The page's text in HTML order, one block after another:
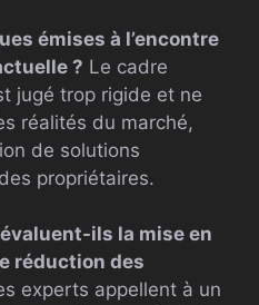
émises à l’encontre
? Le cadre
jugé trop rigide et ne
réalités du marché,
de solutions
propriétaires.
ils la mise en
réduction des
experts appellent à un